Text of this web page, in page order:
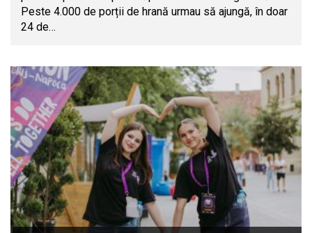
Peste 4.000 de porții de hrană urmau să ajungă, în doar
24 de…